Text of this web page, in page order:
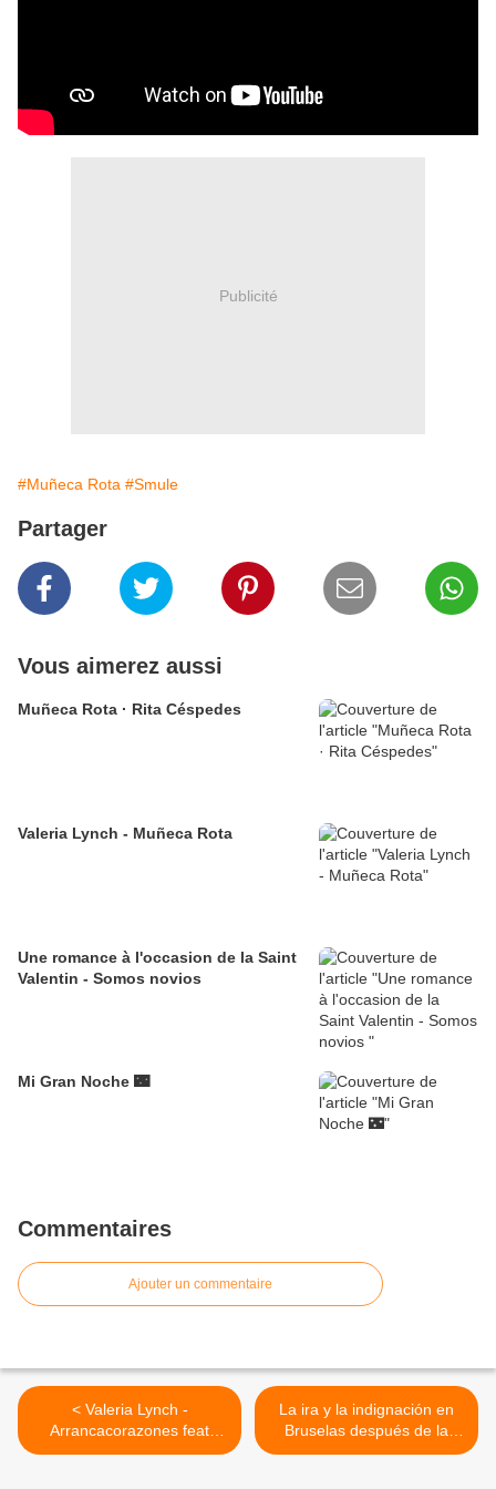
Publicité
#Muñeca Rota #Smule
Partager
Vous aimerez aussi
Muñeca Rota · Rita Céspedes
Valeria Lynch - Muñeca Rota
Une romance à l'occasion de la Saint
Valentin - Somos novios
Mi Gran Noche 🌃
Commentaires
Ajouter un commentaire
< Valeria Lynch -
Arrancacorazones feat
Mariano Martinez
La ira y la indignación en
Bruselas después de la
muerte de Ibrahima Barrie,